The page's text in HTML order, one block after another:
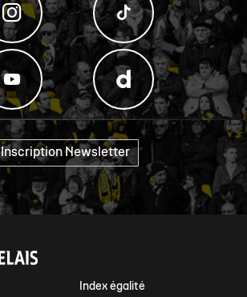
Inscription Newsletter "
Index égalité